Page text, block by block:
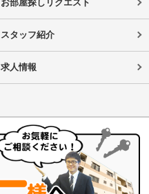
お部屋探しリクエスト
スタッフ紹介
求人情報